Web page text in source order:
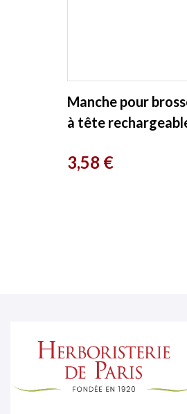
Manche pour
à tête
Prix
3,58 €